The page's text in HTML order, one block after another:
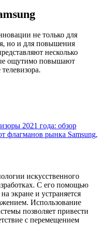
не только для
но и для повышения
несколько
ощутимо повышают
2021 года: обзор
флагманов рынка Samsung,
искусственного
С его помощью
экране и устраняется
Использование
позволяет привести
с перемещением